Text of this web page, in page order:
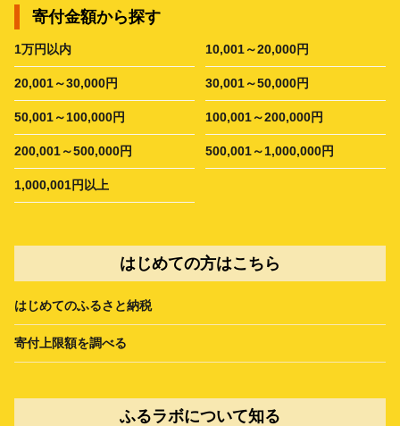
寄付金額から探す
1万円以内 10,001～20,000円
20,001～30,000円 30,001～50,000円
50,001～100,000円 100,001～200,000円
200,001～500,000円 500,001～1,000,000円
1,000,001円以上
はじめての方はこちら
はじめてのふるさと納税
寄付上限額を調べる
ふるラボについて知る